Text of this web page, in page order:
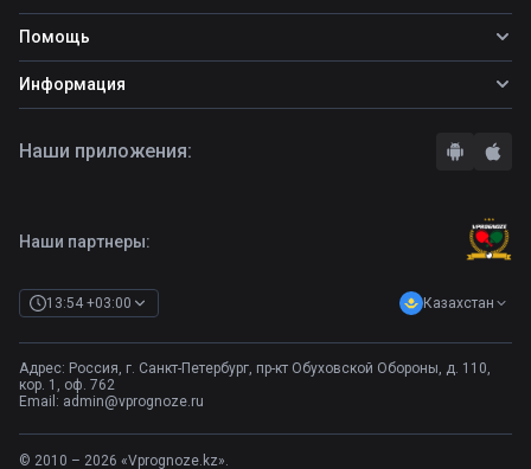
Топ ставок
Прогнозы на футбол
Фрибеты
Фрибет Ubet
Фрибет Фонбет
Фрибет Олимпбет
Помощь
Школа ставок
Вопросы и ответы
Бонусы букмекеров
Информация
Правила
Наши партнеры:
13:54 +03:00 Казахстан
Адрес: Россия, г. Санкт-Петербург, пр-кт Обуховской Обороны, д. 110,
кор. 1, оф. 762
Email: admin@vprognoze.ru
Наши приложения:
© 2010 – 2026 «Vprognoze.kz».